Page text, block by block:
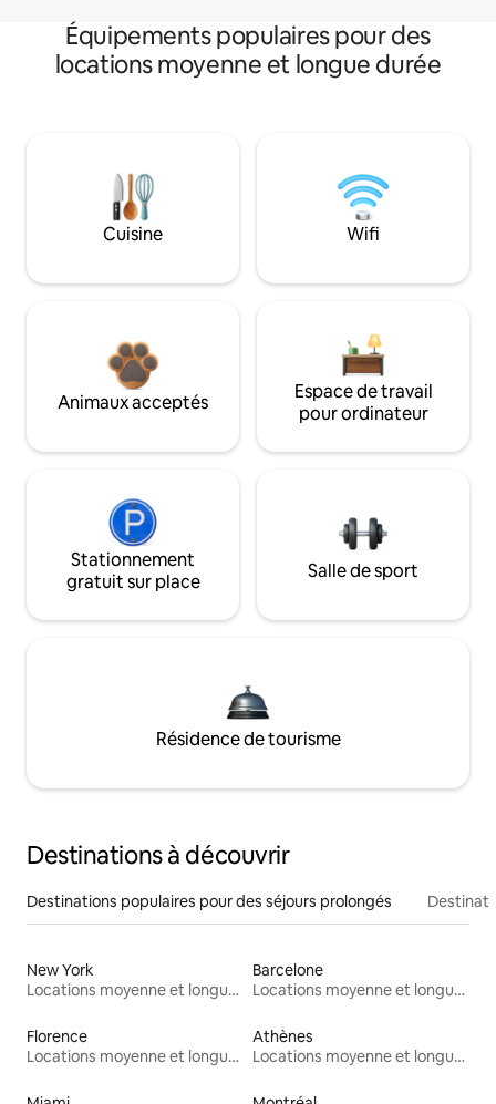
Équipements populaires pour des
locations moyenne et longue durée
Cuisine Wifi
Animaux acceptés
Espace de travail
pour ordinateur
Stationnement
gratuit sur place
Salle de sport
Résidence de tourisme
Destinations à découvrir
Destinations populaires pour des séjours prolongés
New York
Locations moyenne et longue durée
Barcelone
Locations moyenne et longue durée
Florence
Locations moyenne et longue durée
Athènes
Locations moyenne et longue durée